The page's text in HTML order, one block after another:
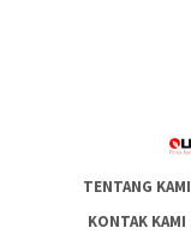
TENTANG KAMI
KONTAK KAMI